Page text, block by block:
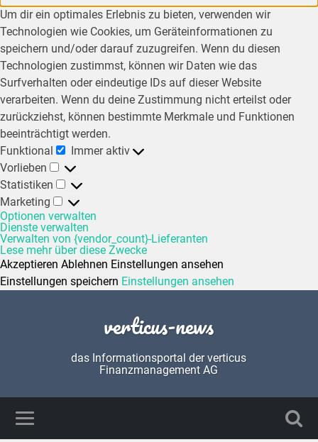
Um dir ein optimales Erlebnis zu bieten, verwenden wir
Technologien wie Cookies, um Geräteinformationen zu
speichern und/oder darauf zuzugreifen. Wenn du diesen
Technologien zustimmst, können wir Daten wie das
Surfverhalten oder eindeutige IDs auf dieser Website
verarbeiten. Wenn du deine Zustimmung nicht erteilst oder
zurückziehst, können bestimmte Merkmale und Funktionen
beeinträchtigt werden.
Funktional
Immer aktiv
Vorlieben
Statistiken
Marketing
Optionen verwalten
Dienste verwalten
Verwalten von {vendor_count}-Lieferanten
Lese mehr über diese Zwecke
Akzeptieren Ablehnen Einstellungen ansehen
Einstellungen speichern Einstellungen ansehen
verticus-news
das Informationsportal der verticus
Finanzmanagement AG